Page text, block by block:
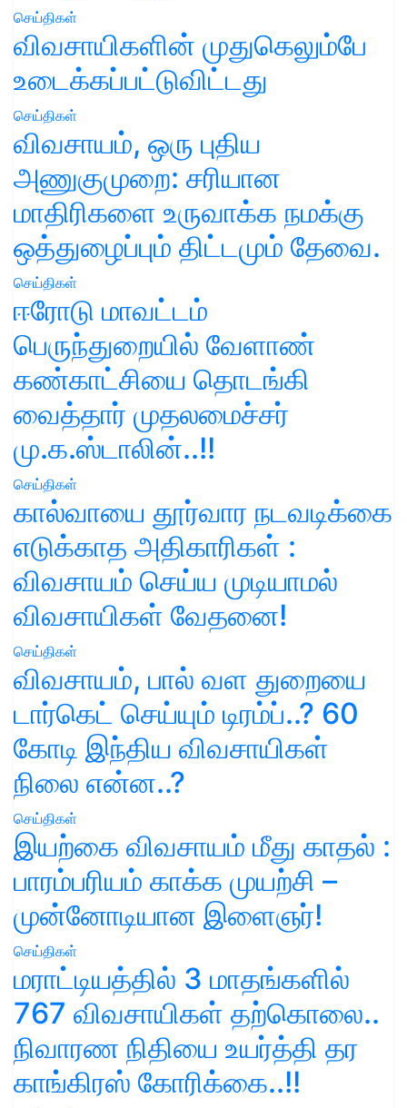
செய்திகள்
விவசாயிகளின் முதுகெலும்பே
உடைக்கப்பட்டுவிட்டது
செய்திகள்
விவசாயம், ஒரு புதிய
அணுகுமுறை: சரியான
மாதிரிகளை உருவாக்க நமக்கு
ஒத்துழைப்பும் திட்டமும் தேவை.
செய்திகள்
ஈரோடு மாவட்டம்
பெருந்துறையில் வேளாண்
கண்காட்சியை தொடங்கி
வைத்தார் முதலமைச்சர்
மு.க.ஸ்டாலின்..!!
செய்திகள்
கால்வாயை தூர்வார நடவடிக்கை
எடுக்காத அதிகாரிகள் :
விவசாயம் செய்ய முடியாமல்
விவசாயிகள் வேதனை!
செய்திகள்
விவசாயம், பால் வள துறையை
டார்கெட் செய்யும் டிரம்ப்..? 60
கோடி இந்திய விவசாயிகள்
நிலை என்ன..?
செய்திகள்
இயற்கை விவசாயம் மீது காதல் :
பாரம்பரியம் காக்க முயற்சி –
முன்னோடியான இளைஞர்!
செய்திகள்
மராட்டியத்தில் 3 மாதங்களில்
767 விவசாயிகள் தற்கொலை..
நிவாரண நிதியை உயர்த்தி தர
காங்கிரஸ் கோரிக்கை..!!